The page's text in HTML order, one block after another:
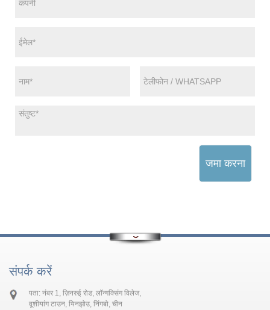
जमा करना
संपर्क करें
पता: नंबर 1, ज़िनरुई रोड, लॉन्गक्सिंग विलेज,
वूशीयांग टाउन, यिनझोउ, निंगबो, चीन